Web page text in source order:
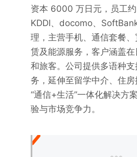
资本 6000 万日元，员工
KDDI、docomo、
理，主营手机、通信套餐
赁及能源服务，客户涵盖
和旅客。公司提供多语种
务，延伸至留学中介、住
“通信+生活”一体化解决方
验与市场竞争力。